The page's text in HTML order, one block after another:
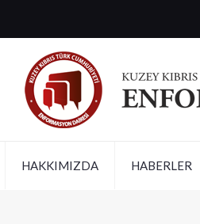
HAKKIMIZDA HABERLER